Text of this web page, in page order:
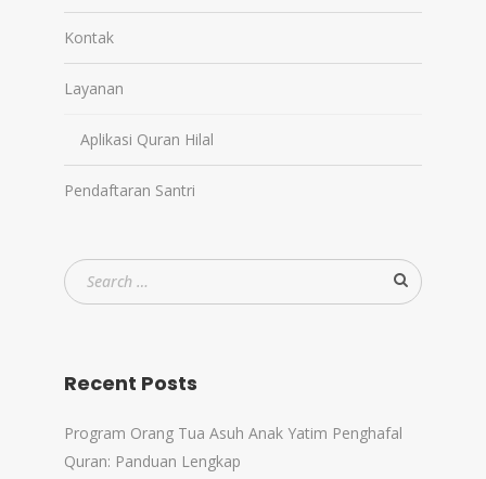
Kontak
Layanan
Aplikasi Quran Hilal
Pendaftaran Santri
Recent Posts
Program Orang Tua Asuh Anak Yatim Penghafal
Quran: Panduan Lengkap